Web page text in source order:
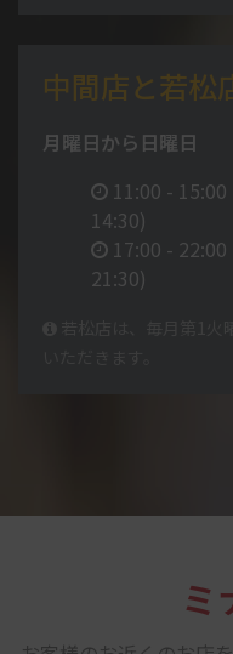
中間店と若松
月曜日から日曜日
11:00 -
14:30)
17:00 -
21:30)
ミ